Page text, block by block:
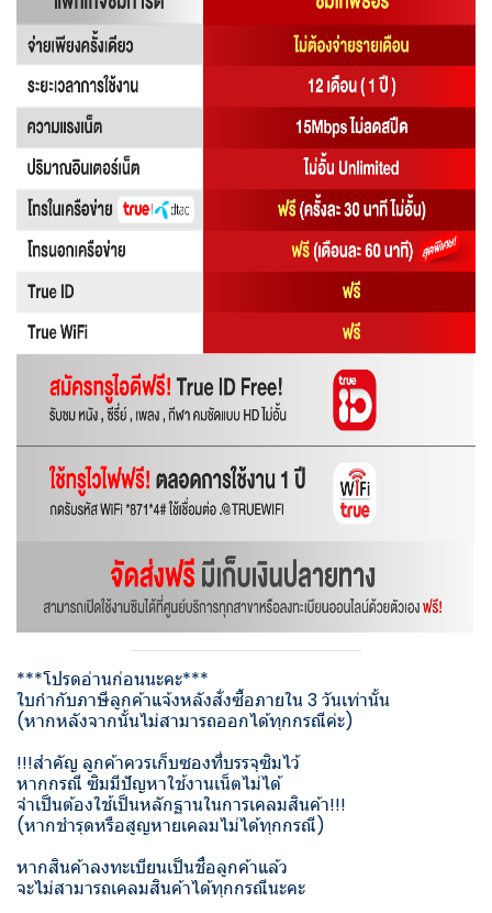
***โปรดอ่านก่อนนะคะ***
ใบกำกับภาษีลูกค้าแจ้งหลังสั่งซื้อภายใน 3 วันเท่านั้น
(หากหลังจากนั้นไม่สามารถออกได้ทุกกรณีค่ะ)
!!!สำคัญ ลูกค้าควรเก็บซองที่บรรจุซิมไว้
หากกรณี ซิมมีปัญหาใช้งานเน็ตไม่ได้
จำเป็นต้องใช้เป็นหลักฐานในการเคลมสินค้า!!!
(หากชำรุดหรือสูญหายเคลมไม่ได้ทุกกรณี)
หากสินค้าลงทะเบียนเป็นชื่อลูกค้าแล้ว
จะไม่สามารถเคลมสินค้าได้ทุกกรณีนะคะ